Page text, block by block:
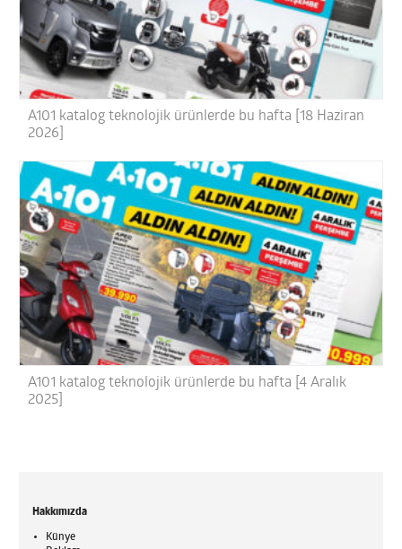
A101 katalog teknolojik ürünlerde bu hafta [18 Haziran
2026]
A101 katalog teknolojik ürünlerde bu hafta [4 Aralık
2025]
Hakkımızda
Künye